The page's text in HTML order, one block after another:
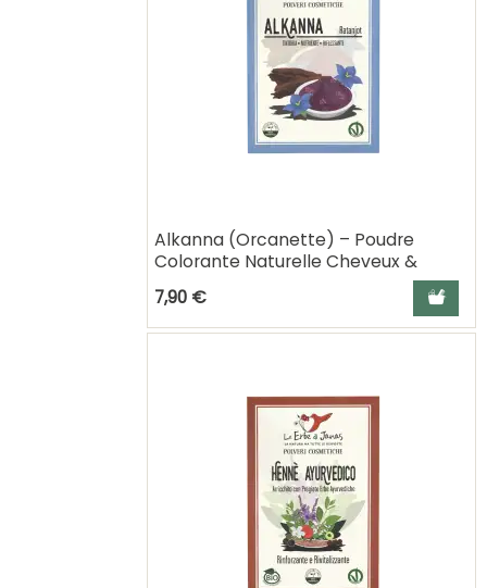
Alkanna (Orcanette) – Poudre
Colorante Naturelle Cheveux &
Cosmétique DIY
7,90 € Ajouter